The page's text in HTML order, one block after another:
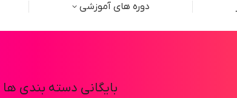
دوره های آموزشی
بایگانی دسته بندی ها